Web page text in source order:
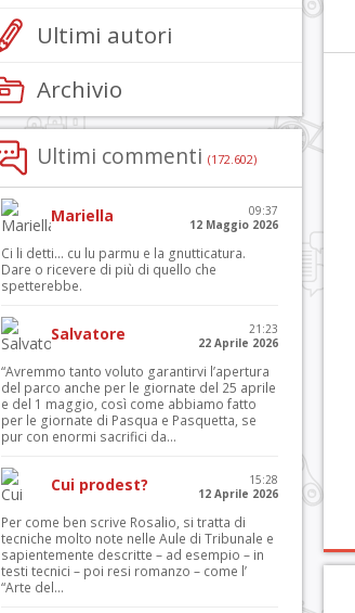
Ultimi autori
Archivio
Ultimi commenti (172.602)
Mariella
09:37
12 Maggio 2026
Ci li detti… cu lu parmu e la gnutticatura.
Dare o ricevere di più di quello che
spetterebbe.
Salvatore
21:23
22 Aprile 2026
“Avremmo tanto voluto garantirvi l’apertura
del parco anche per le giornate del 25 aprile
e del 1 maggio, così come abbiamo fatto
per le giornate di Pasqua e Pasquetta, se
pur con enormi sacrifici da...
Cui prodest?
15:28
12 Aprile 2026
Per come ben scrive Rosalio, si tratta di
tecniche molto note nelle Aule di Tribunale e
sapientemente descritte – ad esempio – in
testi tecnici – poi resi romanzo – come l’
“Arte del...